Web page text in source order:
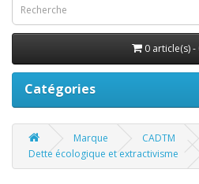
0 article(s) -
Catégories
Marque
CADTM
Dette écologique et extractivisme